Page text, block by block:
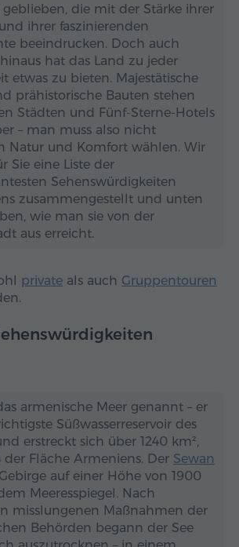
die mit der Stärke ihrer
ihrer faszinierenden
beeindrucken. Doch auch
hat das Land zu jeder
etwas zu bieten. Majestätische
prähistorische Bauten stehen
Städten und Fünf-Sterne-Hotels
– man muss also nicht
Natur und Komfort wählen. Wir
Sie eine Liste der
Sehenswürdigkeiten
zusammengestellt und unten
wie man sie von der
aus erreicht.
private als auch Gruppentouren
armenische Meer genannt – er
Süßwasserreservoir des
erstreckt sich über 1240 km²,
der Fläche Armeniens. Der Sewan
auf einer Höhe von 1900
Meeresspiegel. Nach
misslungenen Maßnahmen der
Behörden begann der See